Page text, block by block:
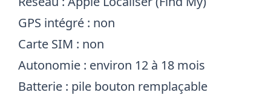
GPS intégré : non
Carte SIM : non
Autonomie : environ 12 à 18 mois
Batterie : pile bouton remplaçable